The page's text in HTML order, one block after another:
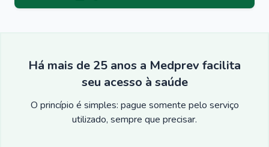
Há mais de 25 anos a Medprev facilita
seu acesso à saúde
O princípio é simples: pague somente pelo serviço
utilizado, sempre que precisar.